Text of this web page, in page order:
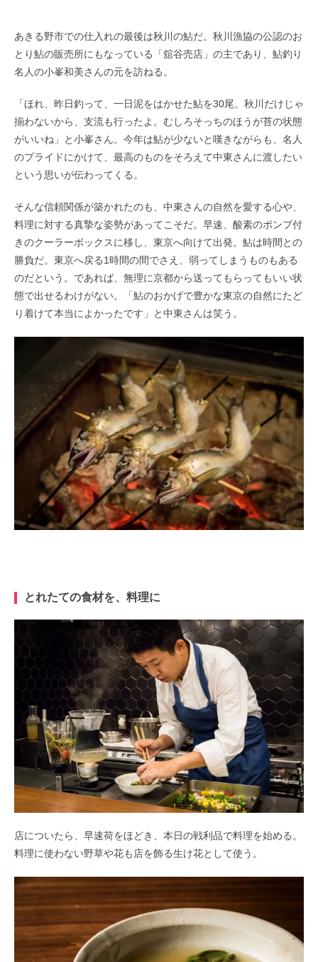
あきる野市での仕入れの最後は秋川の鮎だ。秋川漁協の公認のお
とり鮎の販売所にもなっている「舘谷売店」の主であり、鮎釣り
名人の小峯和美さんの元を訪ねる。
「ほれ、昨日釣って、一日泥をはかせた鮎を30尾。秋川だけじゃ
揃わないから、支流も行ったよ。むしろそっちのほうが苔の状態
がいいね」と小峯さん。今年は鮎が少ないと嘆きながらも、名人
のプライドにかけて、最高のものをそろえて中東さんに渡したい
という思いが伝わってくる。
そんな信頼関係が築かれたのも、中東さんの自然を愛する心や、
料理に対する真摯な姿勢があってこそだ。早速、酸素のポンプ付
きのクーラーボックスに移し、東京へ向けて出発。鮎は時間との
勝負だ。東京へ戻る1時間の間でさえ、弱ってしまうものもある
のだという。であれば、無理に京都から送ってもらってもいい状
態で出せるわけがない。「鮎のおかげで豊かな東京の自然にたど
り着けて本当によかったです」と中東さんは笑う。
とれたての食材を、料理に
店についたら、早速荷をほどき、本日の戦利品で料理を始める。
料理に使わない野草や花も店を飾る生け花として使う。